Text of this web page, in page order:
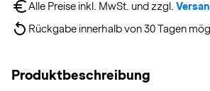
Alle Preise inkl. MwSt. und zzgl.
Rückgabe innerhalb von 30 Tagen
Produktbeschreibung